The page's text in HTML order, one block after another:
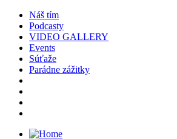
Náš tím
Podcasty
VIDEO GALLERY
Events
Súťaže
Parádne zážitky